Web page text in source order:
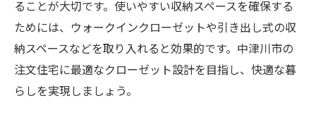
ることが大切です。使いやすい収納スペースを確保する
ためには、ウォークインクローゼットや引き出し式の収
納スペースなどを取り入れると効果的です。中津川市の
注文住宅に最適なクローゼット設計を目指し、快適な暮
らしを実現しましょう。